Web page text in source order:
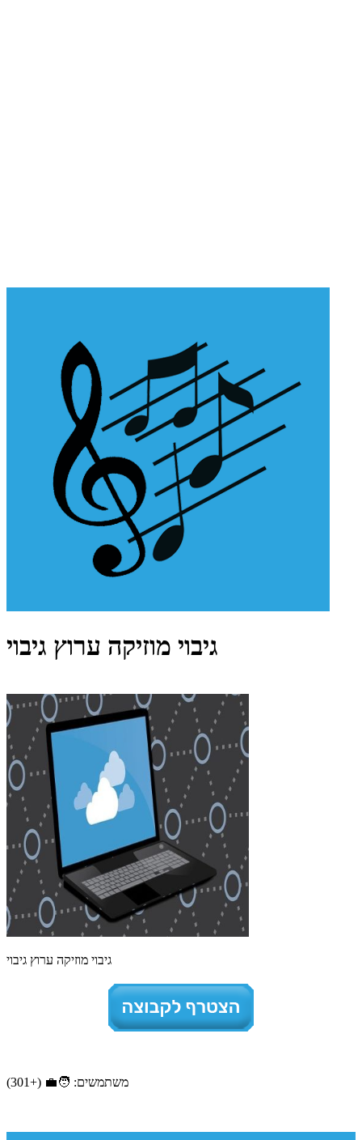
גיבוי מוזיקה ערוץ גיבוי
גיבוי מוזיקה ערוץ גיבוי
משתמשים: 🧑‍💼 (+301)